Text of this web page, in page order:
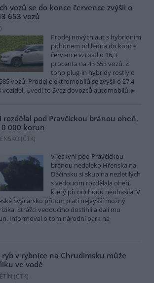
vozů se do konce července zvýšil o
653 vozů
)
Prodej nových aut s hybridním
pohonem od ledna do konce
července vzrostl o 16,3
procenta na 43 653 vozů. Z
toho plug-in hybridy rostly o
vozů. Prodej elektromobilů se zvýšil o 27,4
vozidel. Uvedl to Svaz dovozců automobilů.
rozdělal pod Pravčickou bránou oheň,
000 korun
(ČTK)
V jeskyni pod Pravčickou
bránou nedaleko Hřenska na
Děčínsku si skupina nezletilých
s vedoucím rozdělala oheň,
který při odchodu neuhasila. V
Švýcarsko přitom platí nejvyšší možný
Strážci vedoucího dostihli a dali mu
Informoval o tom národní park na
v rybníce na Chrudimsku může
ve vodě
(ČTK)